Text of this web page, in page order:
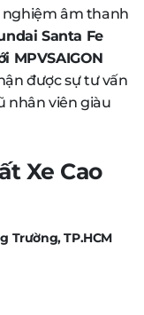
âm thanh
Santa Fe
MPVSAIGON
được sự tư vấn
nhân viên giàu
Xe Cao
Trường, TP.HCM